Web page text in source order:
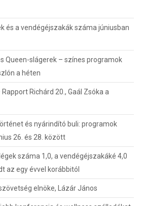
és a vendégéjszakák száma júniusban
Queen-slágerek – színes programok
a héten
Richárd 20., Gaál Zsóka a
és nyárindító buli: programok
26. és 28. között
száma 1,0, a vendégéjszakáké 4,0
az egy évvel korábbitól
elnöke, Lázár János